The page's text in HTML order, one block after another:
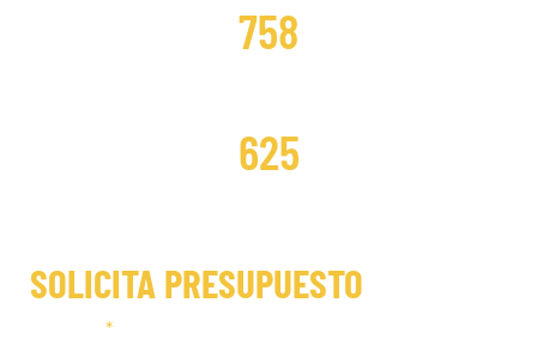
SOLICITA PRESUPUESTO
758
625